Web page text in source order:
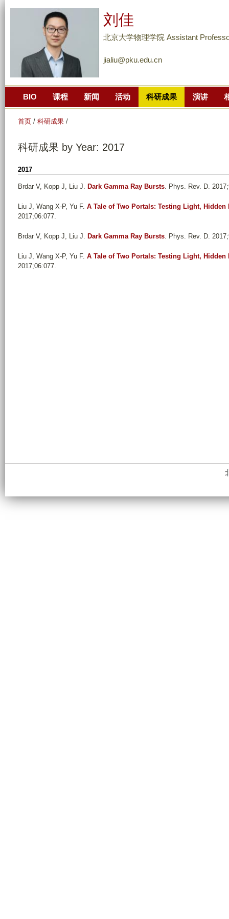
主
刘佳
北京大学物理学院 Assistant
jialiu@pku.edu.cn
BIO 课程 新闻 活动 科研成果 演讲
首页 / 科研成果 /
科研成果 by Year: 2017
2017
Brdar V, Kopp J, Liu J. Dark Gamma Ray Bursts. Phys. Rev. D.
Liu J, Wang X-P, Yu F. A Tale of Two Portals: Testing Light,
2017;06:077.
Brdar V, Kopp J, Liu J. Dark Gamma Ray Bursts. Phys. Rev. D.
Liu J, Wang X-P, Yu F. A Tale of Two Portals: Testing Light,
2017;06:077.